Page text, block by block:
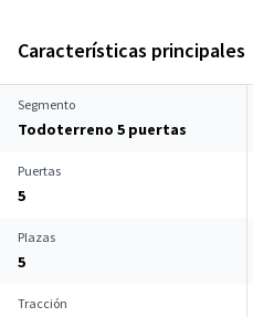
Características principales
Segmento
Todoterreno 5 puertas
Puertas
5
Plazas
5
Tracción